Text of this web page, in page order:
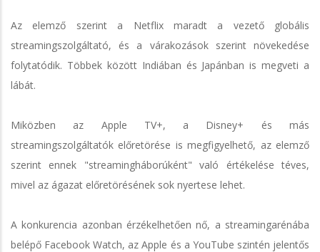
Az elemző szerint a Netflix maradt a vezető globális
streamingszolgáltató, és a várakozások szerint növekedése
folytatódik. Többek között Indiában és Japánban is megveti a
lábát.
Miközben az Apple TV+, a Disney+ és más
streamingszolgáltatók előretörése is megfigyelhető, az elemző
szerint ennek "streamingháborúként" való értékelése téves,
mivel az ágazat előretörésének sok nyertese lehet.
A konkurencia azonban érzékelhetően nő, a streamingarénába
belépő Facebook Watch, az Apple és a YouTube szintén jelentős